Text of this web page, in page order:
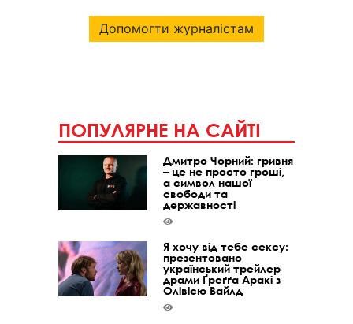
Допомогти журналістам
ПОПУЛЯРНЕ НА САЙТІ
Дмитро Чорний: гривня
– це не просто гроші,
а символ нашої
свободи та
державності
Я хочу від тебе сексу:
презентовано
український трейлер
драми Ґреґґа Аракі з
Олівією Вайлд